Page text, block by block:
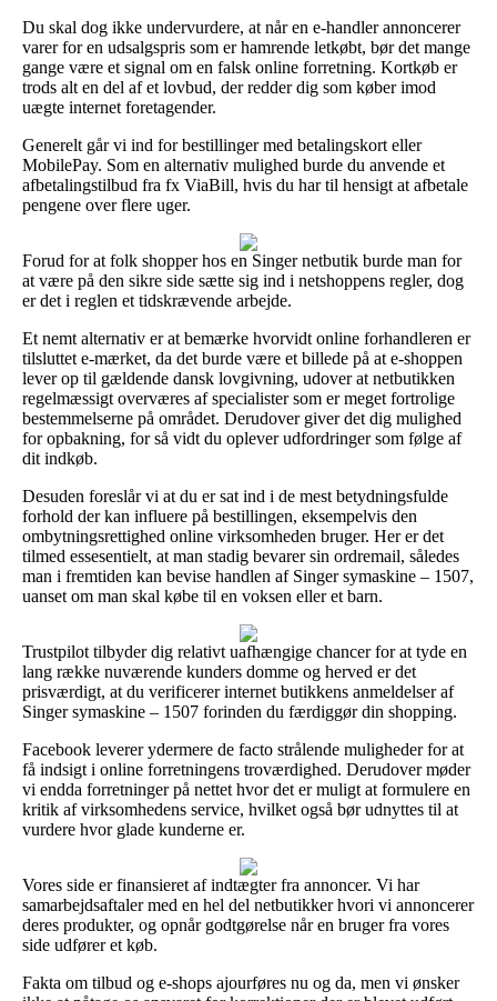
Du skal dog ikke undervurdere, at når en e-handler annoncerer
varer for en udsalgspris som er hamrende letkøbt, bør det mange
gange være et signal om en falsk online forretning. Kortkøb er
trods alt en del af et lovbud, der redder dig som køber imod
uægte internet foretagender.
Generelt går vi ind for bestillinger med betalingskort eller
MobilePay. Som en alternativ mulighed burde du anvende et
afbetalingstilbud fra fx ViaBill, hvis du har til hensigt at afbetale
pengene over flere uger.
Forud for at folk shopper hos en Singer netbutik burde man for
at være på den sikre side sætte sig ind i netshoppens regler, dog
er det i reglen et tidskrævende arbejde.
Et nemt alternativ er at bemærke hvorvidt online forhandleren er
tilsluttet e-mærket, da det burde være et billede på at e-shoppen
lever op til gældende dansk lovgivning, udover at netbutikken
regelmæssigt overværes af specialister som er meget fortrolige
bestemmelserne på området. Derudover giver det dig mulighed
for opbakning, for så vidt du oplever udfordringer som følge af
dit indkøb.
Desuden foreslår vi at du er sat ind i de mest betydningsfulde
forhold der kan influere på bestillingen, eksempelvis den
ombytningsrettighed online virksomheden bruger. Her er det
tilmed essesentielt, at man stadig bevarer sin ordremail, således
man i fremtiden kan bevise handlen af Singer symaskine – 1507,
uanset om man skal købe til en voksen eller et barn.
Trustpilot tilbyder dig relativt uafhængige chancer for at tyde en
lang række nuværende kunders domme og herved er det
prisværdigt, at du verificerer internet butikkens anmeldelser af
Singer symaskine – 1507 forinden du færdiggør din shopping.
Facebook leverer ydermere de facto strålende muligheder for at
få indsigt i online forretningens troværdighed. Derudover møder
vi endda forretninger på nettet hvor det er muligt at formulere en
kritik af virksomhedens service, hvilket også bør udnyttes til at
vurdere hvor glade kunderne er.
Vores side er finansieret af indtægter fra annoncer. Vi har
samarbejdsaftaler med en hel del netbutikker hvori vi annoncerer
deres produkter, og opnår godtgørelse når en bruger fra vores
side udfører et køb.
Fakta om tilbud og e-shops ajourføres nu og da, men vi ønsker